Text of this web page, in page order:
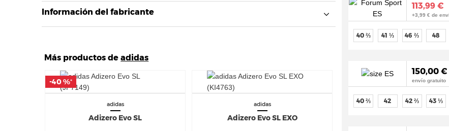
Información del fabricante
Más productos deadidas
adidas
Adizero Evo SL
-40 %*
-40 %*
adidas
Adizero Evo SL EXO
113,99 €
+3,99 € de
40 ⅔ 41 ⅓ 46 ⅔ 48
150,00 €
envío gratuito
40 ⅔ 42 42 ⅔ 43 ⅓